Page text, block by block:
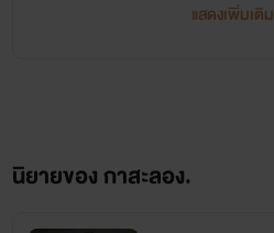
แสดงเพิ่มเติม
นิยายของ กาสะลอง.